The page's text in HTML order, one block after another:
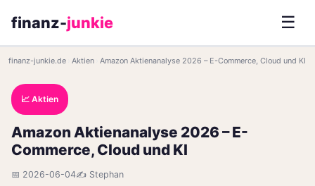
finanz-junkie ☰
finanz-junkie.de Aktien Amazon Aktienanalyse 2026 – E-Commerce, Cloud und KI
📈 Aktien
Amazon Aktienanalyse 2026 – E-
Commerce, Cloud und KI
📅 2026-06-04✍️ Stephan